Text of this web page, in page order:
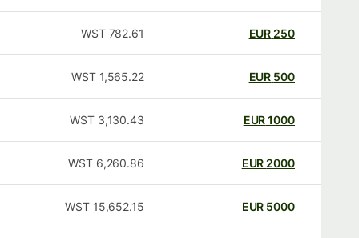
250
EUR
782.61
WST
500
EUR
1,565.22
WST
1000
EUR
3,130.43
WST
2000
EUR
6,260.86
WST
5000
EUR
15,652.15
WST